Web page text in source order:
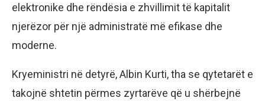
elektronike dhe rëndësia e zhvillimit të kapitalit
njerëzor për një administratë më efikase dhe
moderne.
Kryeministri në detyrë, Albin Kurti, tha se qytetarët e
takojnë shtetin përmes zyrtarëve që u shërbejnë